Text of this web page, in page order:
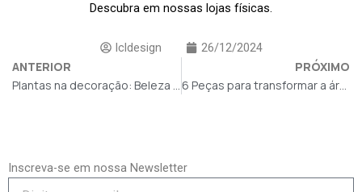
Descubra em nossas lojas físicas.
lcldesign 26/12/2024
ANTERIOR
PRÓXIMO
6 Peças para transformar a área externa
Inscreva-se em nossa Newsletter